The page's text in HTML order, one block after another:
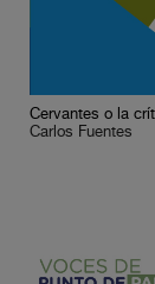
Carlos Fuentes